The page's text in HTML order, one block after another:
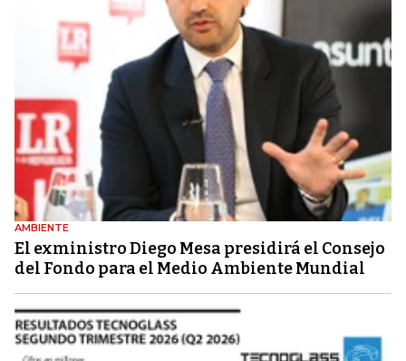
AMBIENTE
El exministro Diego Mesa presidirá el Consejo
del Fondo para el Medio Ambiente Mundial